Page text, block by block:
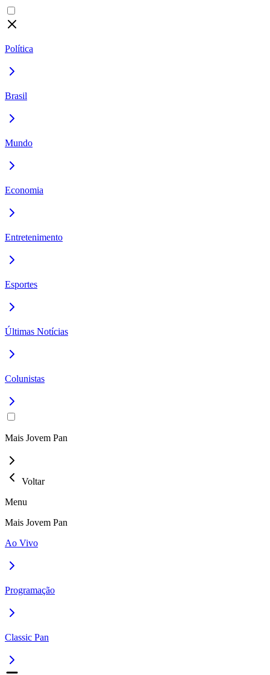
Política
Brasil
Mundo
Economia
Entretenimento
Esportes
Últimas Notícias
Colunistas
Mais Jovem Pan
Voltar
Menu
Mais Jovem Pan
Ao Vivo
Programação
Classic Pan